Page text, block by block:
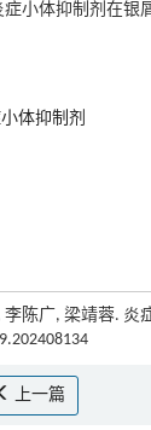
小体抑制剂在银
体抑制剂
陈广, 梁靖蓉.
上一篇